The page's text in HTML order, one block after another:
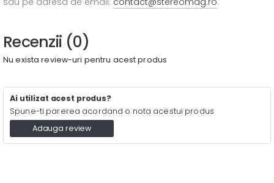
Recenzii (0)
Nu exista review-uri pentru acest produs
Ai utilizat acest produs?
Spune-ti parerea acordand o nota acestui produs
Adauga review